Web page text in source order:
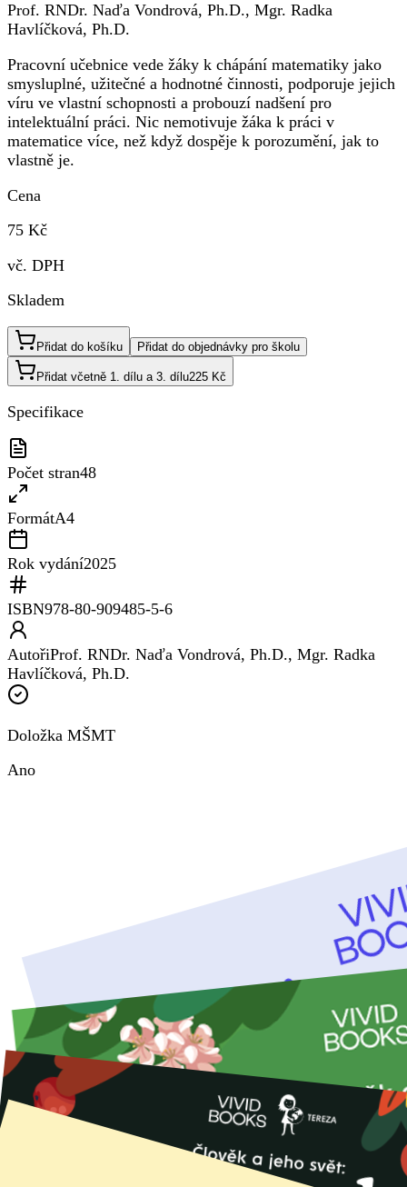
Prof. RNDr. Naďa Vondrová, Ph.D., Mgr. Radka
Havlíčková, Ph.D.
Pracovní učebnice vede žáky k chápání matematiky jako
smysluplné, užitečné a hodnotné činnosti, podporuje jejich
víru ve vlastní schopnosti a probouzí nadšení pro
intelektuální práci. Nic nemotivuje žáka k práci v
matematice více, než když dospěje k porozumění, jak to
vlastně je.
Cena
75 Kč
vč. DPH
Skladem
Přidat do košíku Přidat do objednávky pro školu
Přidat včetně 1. dílu a 3. dílu225 Kč
Specifikace
Počet stran48
FormátA4
Rok vydání2025
ISBN978-80-909485-5-6
AutořiProf. RNDr. Naďa Vondrová, Ph.D., Mgr. Radka
Havlíčková, Ph.D.
Doložka MŠMT
Ano
Tento titul si můžete pořídit ve zvýhodněném
: 11 titulů